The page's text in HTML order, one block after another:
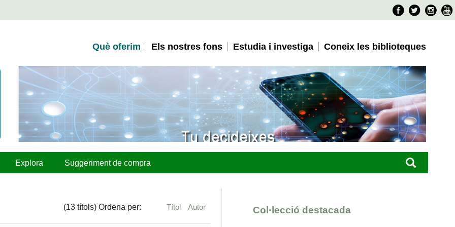
Twitter
Què oferim Els nostres fons Estudia i investiga Coneix les biblioteques
Explora Suggeriment de compra
(13 títols) Ordena per: Títol Autor Col·lecció destacada